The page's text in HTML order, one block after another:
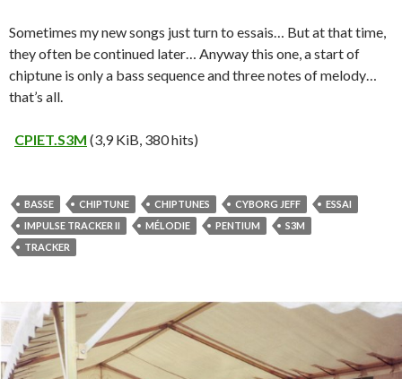
Sometimes my new songs just turn to essais… But at that time,
they often be continued later… Anyway this one, a start of
chiptune is only a bass sequence and three notes of melody…
that’s all.
CPIET.S3M (3,9 KiB, 380 hits)
BASSE CHIPTUNE CHIPTUNES CYBORG JEFF
ESSAI
IMPULSE TRACKER II
MÉLODIE PENTIUM
S3M
TRACKER